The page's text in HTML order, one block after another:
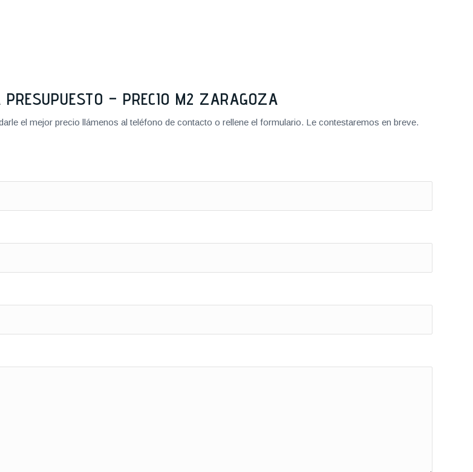
– PRECIO M2 ZARAGOZA
el mejor precio llámenos al teléfono de contacto o rellene el formulario. Le contestaremos en breve.